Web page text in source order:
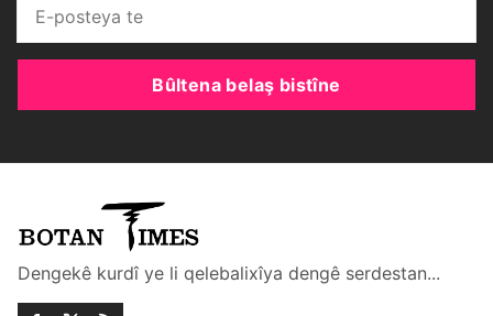
Bûltena belaş bistîne
Dengekê kurdî ye li qelebalixîya dengê serdestan...